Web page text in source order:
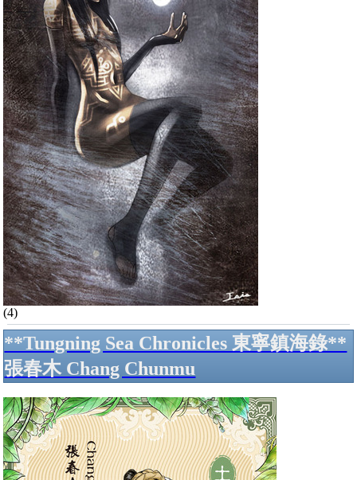
(4)
**Tungning Sea Chronicles 東寧鎮海錄**
張春木 Chang Chunmu